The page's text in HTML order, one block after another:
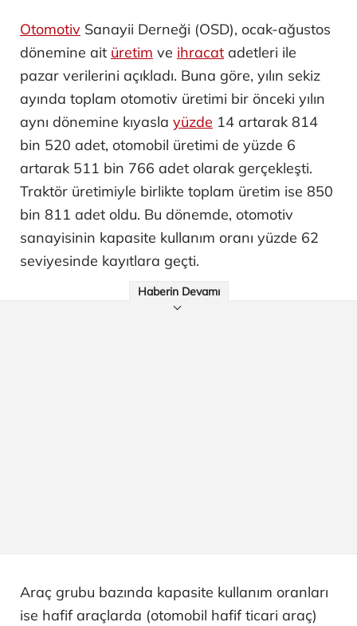
Otomotiv Sanayii Derneği (OSD), ocak-ağustos
dönemine ait üretim ve ihracat adetleri ile
pazar verilerini açıkladı. Buna göre, yılın sekiz
ayında toplam otomotiv üretimi bir önceki yılın
aynı dönemine kıyasla yüzde 14 artarak 814
bin 520 adet, otomobil üretimi de yüzde 6
artarak 511 bin 766 adet olarak gerçekleşti.
Traktör üretimiyle birlikte toplam üretim ise 850
bin 811 adet oldu. Bu dönemde, otomotiv
sanayisinin kapasite kullanım oranı yüzde 62
seviyesinde kayıtlara geçti.
Haberin Devamı
Araç grubu bazında kapasite kullanım oranları
ise hafif araçlarda (otomobil hafif ticari araç)